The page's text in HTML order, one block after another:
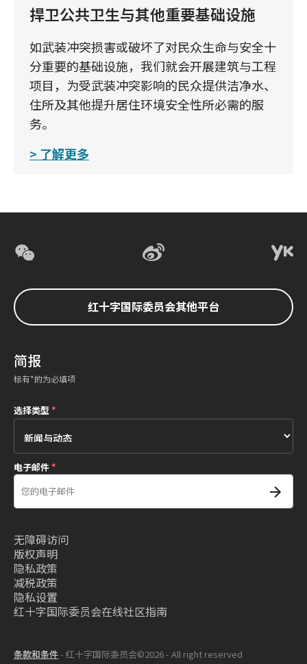
捍卫公共卫生与其他重要基础设施
如武装冲突损害或破坏了对民众生命与安全十
分重要的基础设施，我们就会开展建筑与工程
项目，为受武装冲突影响的民众提供洁净水、
住所及其他提升居住环境安全性所必需的服
务。
了解更多
红十字国际委员会其他平台
简报
标有*的为必填项
选择类型*
电子邮件*
无障碍访问
版权声明
隐私政策
减税政策
隐私设置
红十字国际委员会在线社区指南
条款和条件- 红十字国际委员会©2026 - All right reserved